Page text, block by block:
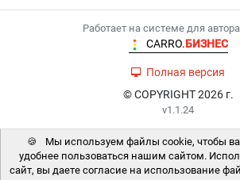
Работает на системе для
CARRO.БИЗНЕС
Полная версия
© COPYRIGHT 2026 г.
v1.1.24
🍪
Мы используем файлы cookie, чтобы
удобнее пользоваться нашим сайтом.
сайт, вы даете согласие на использование